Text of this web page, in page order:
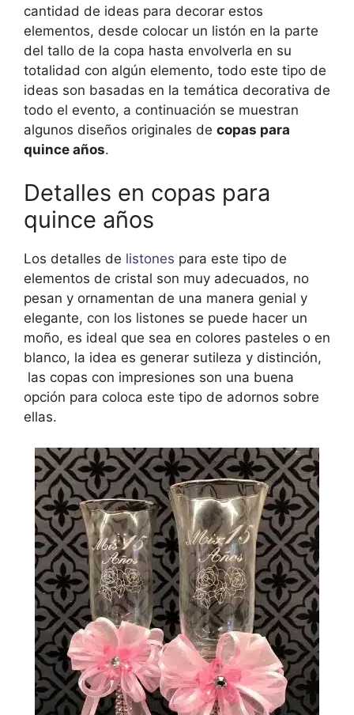
cantidad de ideas para decorar estos
elementos, desde colocar un listón en la parte
del tallo de la copa hasta envolverla en su
totalidad con algún elemento, todo este tipo de
ideas son basadas en la temática decorativa de
todo el evento, a continuación se muestran
algunos diseños originales de copas para
quince años.
Detalles en copas para
quince años
Los detalles de listones para este tipo de
elementos de cristal son muy adecuados, no
pesan y ornamentan de una manera genial y
elegante, con los listones se puede hacer un
moño, es ideal que sea en colores pasteles o en
blanco, la idea es generar sutileza y distinción,
las copas con impresiones son una buena
opción para coloca este tipo de adornos sobre
ellas.